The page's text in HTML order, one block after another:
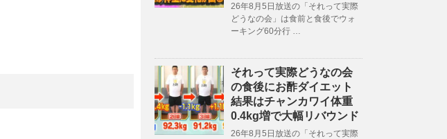
26年8月5日放送の「それって実際
どうなの会」は食前と食後でウォ
ーキング60分行 …
それって実際どうなの会
の食後にお酢ダイエット
結果はチャンカワイ体重
0.4kg増で大幅リバウンド
26年8月5日放送の「それって実際